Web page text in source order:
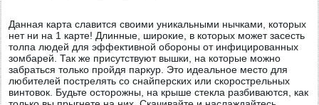
Данная карта славится своими уникальными нычками, которых
нет ни на 1 карте! Длинные, широкие, в которых может засесть
толпа людей для эффективной обороны от инфицированных
зомбарей. Так же присутствуют вышки, на которые можно
забраться только пройдя паркур. Это идеальное место для
любителей пострелять со снайперских или скорострельных
винтовок. Будьте осторожны, на крыше стекла разбиваются, как